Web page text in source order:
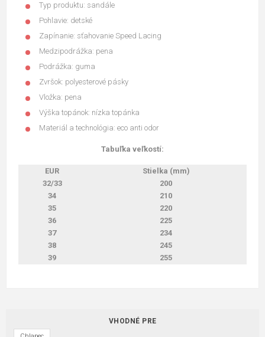
Typ produktu: sandále
Pohlavie: detské
Zapínanie: sťahovanie Speed ​​Lacing
Medzipodrážka: pena
Podrážka: guma
Zvršok: polyesterové pásky
Vložka: pena
Výška topánok: nízka topánka
Materiál a technológia: eco anti odor
Tabuľka veľkostí:
EUR
Stielka (mm)
32/33
200
34
210
35
220
36
225
37
234
38
245
39
255
VHODNÉ PRE